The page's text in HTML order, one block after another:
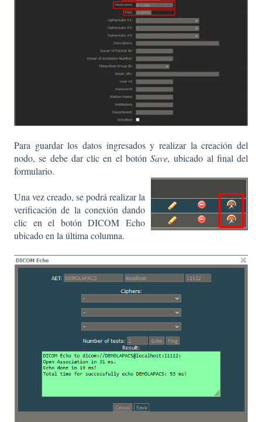
Para guardar los datos ingresados y realizar la creación del
nodo, se debe dar clic en el botón Save,ubicado al final del
formulario.
Una vez creado, se podrá realizar la
verificación de la conexión dando
clic en el botón DICOM Echo
ubicado en la última columna.